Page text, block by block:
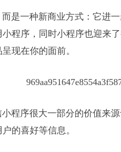
一种新商业方式：它进一
程序，同时小程序也迎来
现在你的面前。
序很大一部分的价值来源
的喜好等信息。